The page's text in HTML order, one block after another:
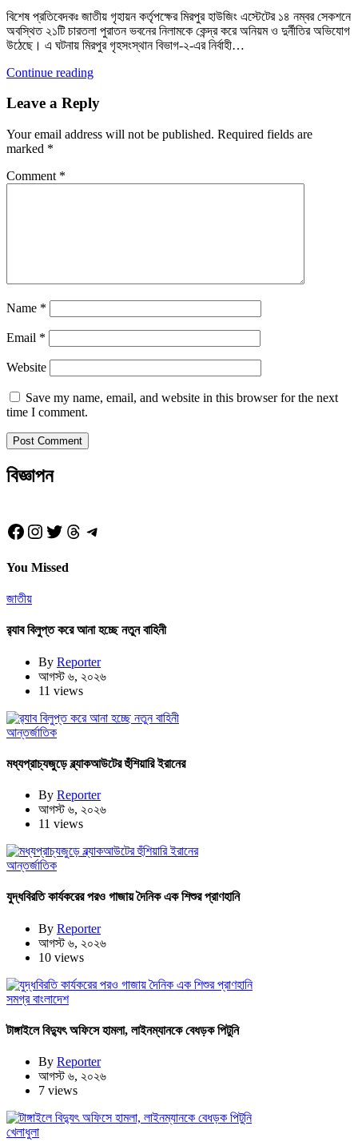
বিশেষ প্রতিবেদকঃ জাতীয় গৃহায়ন কর্তৃপক্ষের মিরপুর হাউজিং এস্টেটের ১৪ নম্বর সেকশনে
অবস্থিত ২১টি চারতলা পুরাতন ভবনের নিলামকে কেন্দ্র করে অনিয়ম ও দুর্নীতির অভিযোগ
উঠেছে। এ ঘটনায় মিরপুর গৃহসংস্থান বিভাগ-২-এর নির্বাহী…
Continue reading
Leave a Reply
Your email address will not be published. Required fields are
marked *
Comment *
Name *
Email *
Website
Save my name, email, and website in this browser for the next
time I comment.
বিজ্ঞাপন
Facebook
Instagram
Twitter
Threads
Telegram
You Missed
জাতীয়
র‍্যাব বিলুপ্ত করে আনা হচ্ছে নতুন বাহিনী
By Reporter
আগস্ট ৬, ২০২৬
11 views
আন্তর্জাতিক
মধ্যপ্রাচ্যজুড়ে ব্ল্যাকআউটের হুঁশিয়ারি ইরানের
By Reporter
আগস্ট ৬, ২০২৬
11 views
আন্তর্জাতিক
যুদ্ধবিরতি কার্যকরের পরও গাজায় দৈনিক এক শিশুর প্রাণহানি
By Reporter
আগস্ট ৬, ২০২৬
10 views
সমগ্র বাংলাদেশ
টাঙ্গাইলে বিদ্যুৎ অফিসে হামলা, লাইনম্যানকে বেধড়ক পিটুনি
By Reporter
আগস্ট ৬, ২০২৬
7 views
খেলাধুলা